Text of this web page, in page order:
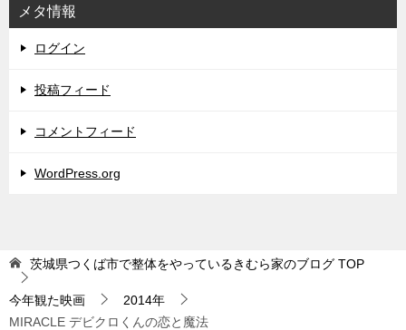
メタ情報
ログイン
投稿フィード
コメントフィード
WordPress.org
茨城県つくば市で整体をやっているきむら家のブログ TOP
今年観た映画
2014年
MIRACLE デビクロくんの恋と魔法